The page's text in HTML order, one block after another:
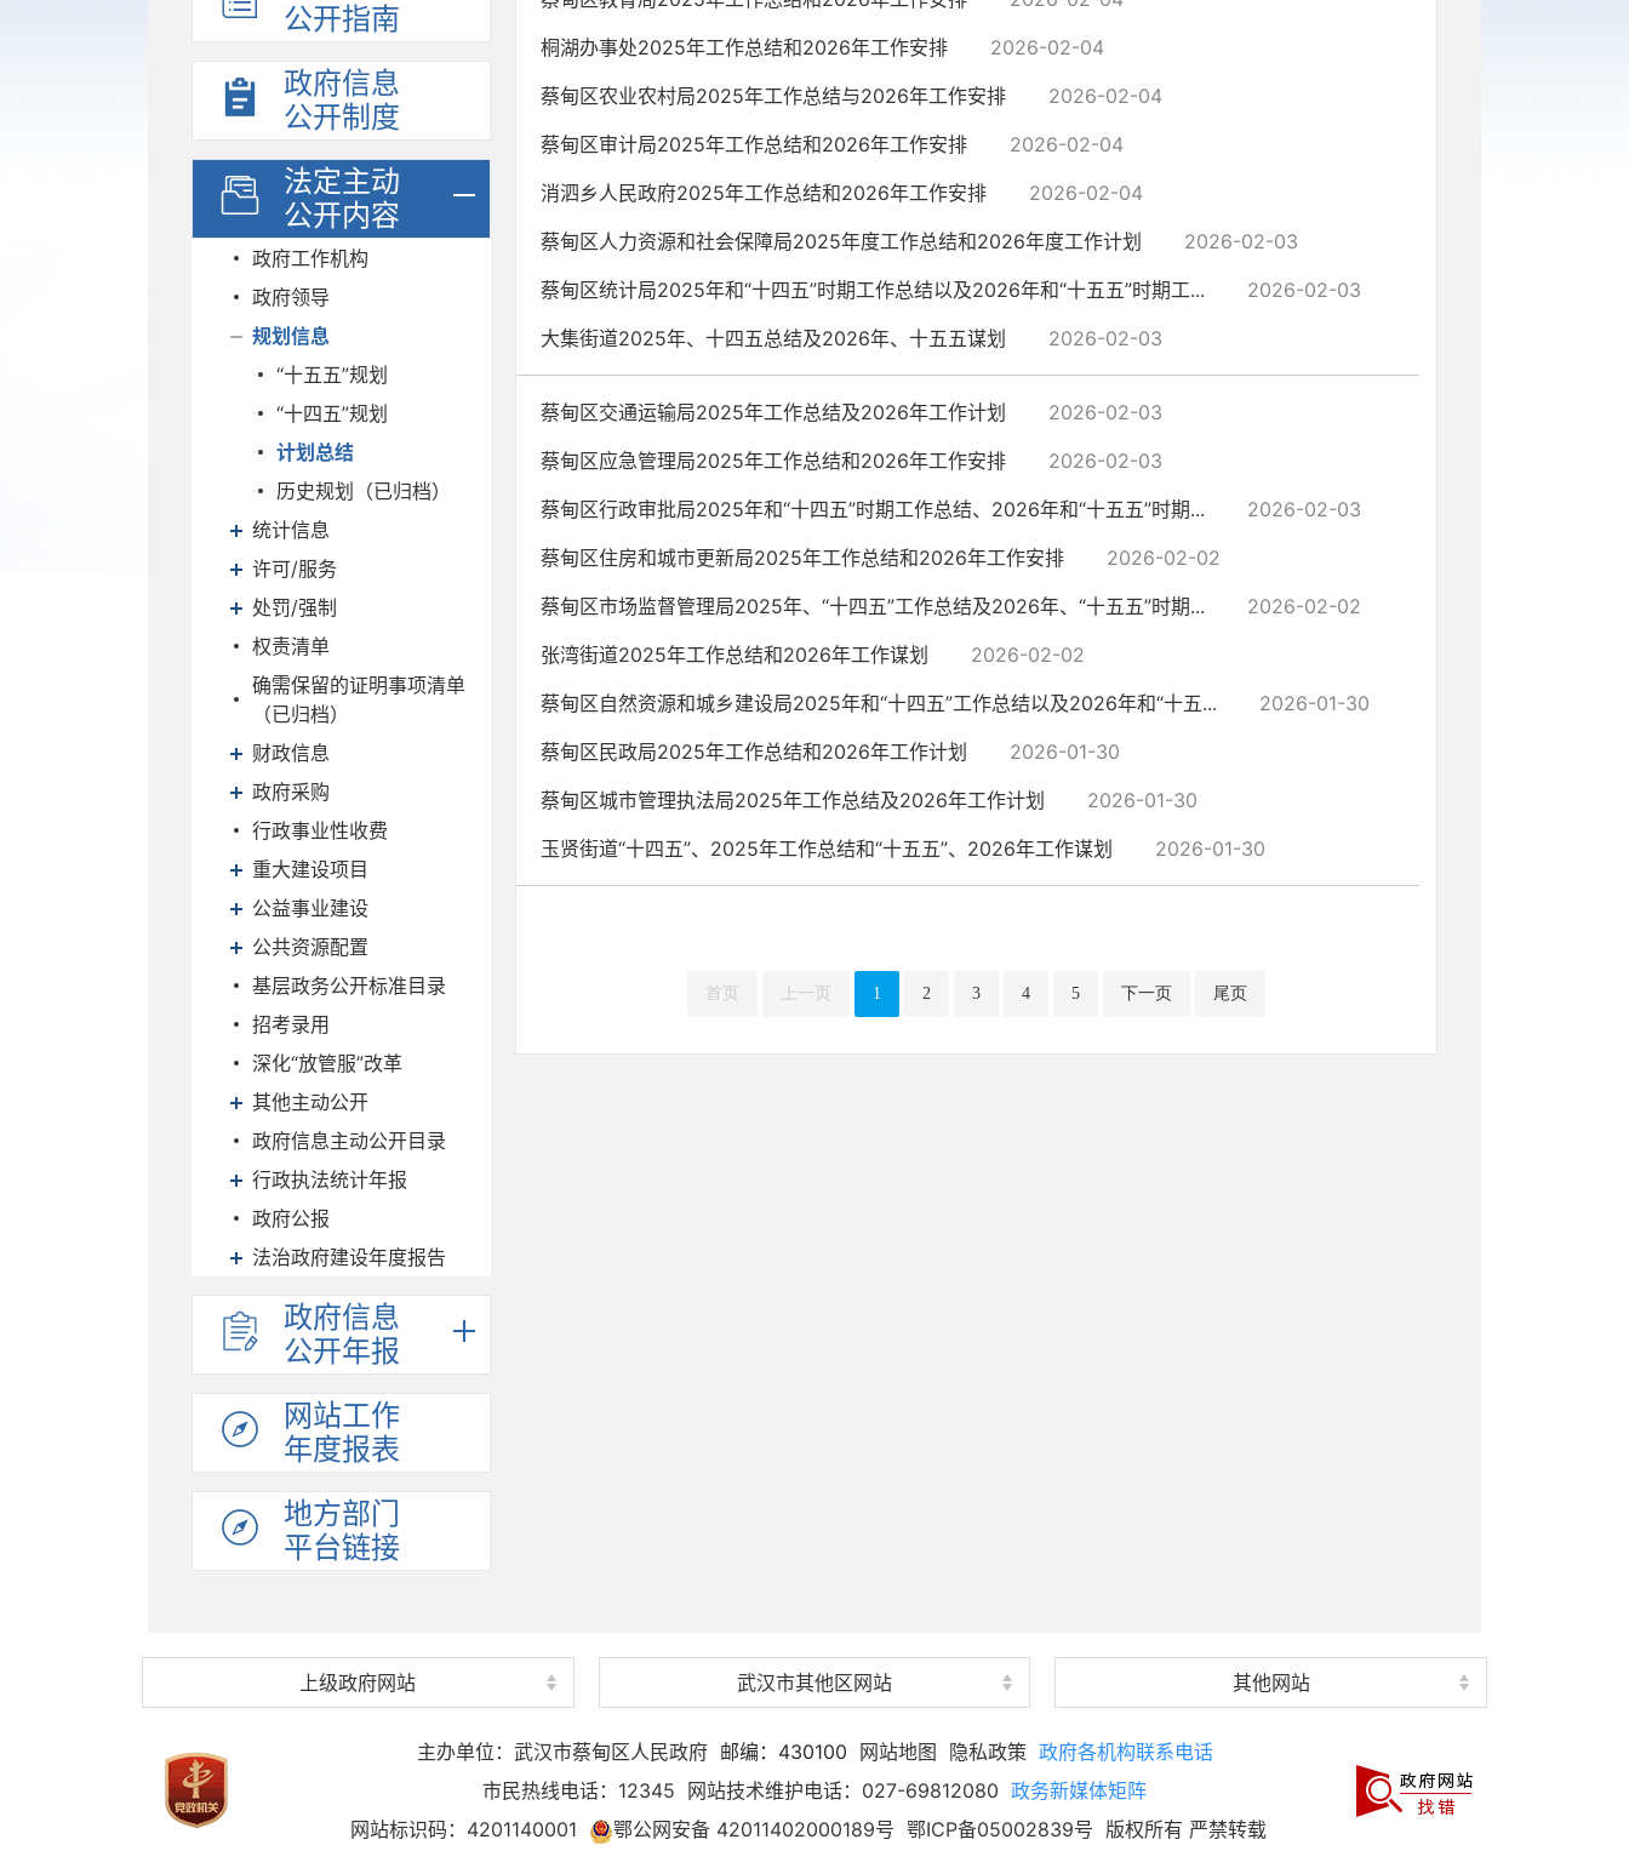
公开指南
政府信息
公开制度
法定主动
公开内容
政府工作机构
政府领导
规划信息
“十五五”规划
“十四五”规划
计划总结
历史规划（已归档）
统计信息
许可/服务
处罚/强制
权责清单
确需保留的证明事项清单
（已归档）
财政信息
政府采购
行政事业性收费
重大建设项目
公益事业建设
公共资源配置
基层政务公开标准目录
招考录用
深化“放管服”改革
其他主动公开
政府信息主动公开目录
行政执法统计年报
政府公报
法治政府建设年度报告
政府信息
公开年报
网站工作
年度报表
地方部门
平台链接
桐湖办事处2025年工作总结和2026年工作安排
2026-02-04
蔡甸区农业农村局2025年工作总结与2026年工作安排
2026-02-04
蔡甸区审计局2025年工作总结和2026年工作安排
2026-02-04
消泗乡人民政府2025年工作总结和2026年工作安排
2026-02-04
蔡甸区人力资源和社会保障局2025年度工作总结和2026年度工作计划
2026-02-03
蔡甸区统计局2025年和“十四五”时期工作总结以及2026年和“十五五”时期工...
2026-02-03
大集街道2025年、十四五总结及2026年、十五五谋划
2026-02-03
蔡甸区交通运输局2025年工作总结及2026年工作计划
2026-02-03
蔡甸区应急管理局2025年工作总结和2026年工作安排
2026-02-03
蔡甸区行政审批局2025年和“十四五”时期工作总结、2026年和“十五五”时期...
2026-02-03
蔡甸区住房和城市更新局2025年工作总结和2026年工作安排
2026-02-02
蔡甸区市场监督管理局2025年、“十四五”工作总结及2026年、“十五五”时期...
2026-02-02
张湾街道2025年工作总结和2026年工作谋划
2026-02-02
蔡甸区自然资源和城乡建设局2025年和“十四五”工作总结以及2026年和“十五...
2026-01-30
蔡甸区民政局2025年工作总结和2026年工作计划
2026-01-30
蔡甸区城市管理执法局2025年工作总结及2026年工作计划
2026-01-30
玉贤街道“十四五”、2025年工作总结和“十五五”、2026年工作谋划
2026-01-30
首页 上一页 1 2 3 4 5 下一页 尾页
上级政府网站 武汉市其他区网站 其他网站
主办单位：武汉市蔡甸区人民政府 邮编：430100 网站地图 隐私政策 政府各机构联系电话
市民热线电话：12345
网站技术维护电话：027-69812080 政务新媒体矩阵
网站标识码：4201140001
鄂公网安备 42011402000189号 鄂ICP备05002839号 版权所有 严禁转载